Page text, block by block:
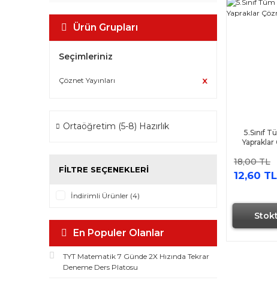
Ürün Grupları
Seçimleriniz
Çöznet Yayınları
Ortaöğretim (5-8) Hazırlık
FILTRE SEÇENEKLERI
İndirimli Ürünler (4)
En Populer Olanlar
TYT Matematik 7 Günde 2X Hızında Tekrar
Deneme Ders Platosu
5.Sınıf
Yapraklar
18,00 TL
12,60 TL